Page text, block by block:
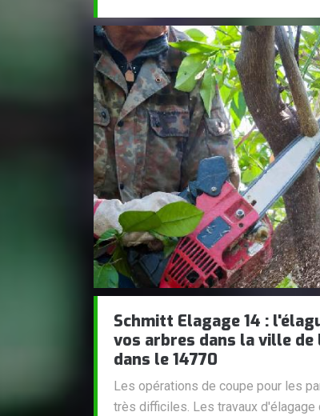
Schmitt Elagage 14 :
vos arbres dans la ville
dans le 14770
Les opérations de coupe pour les
très difficiles. Les travaux